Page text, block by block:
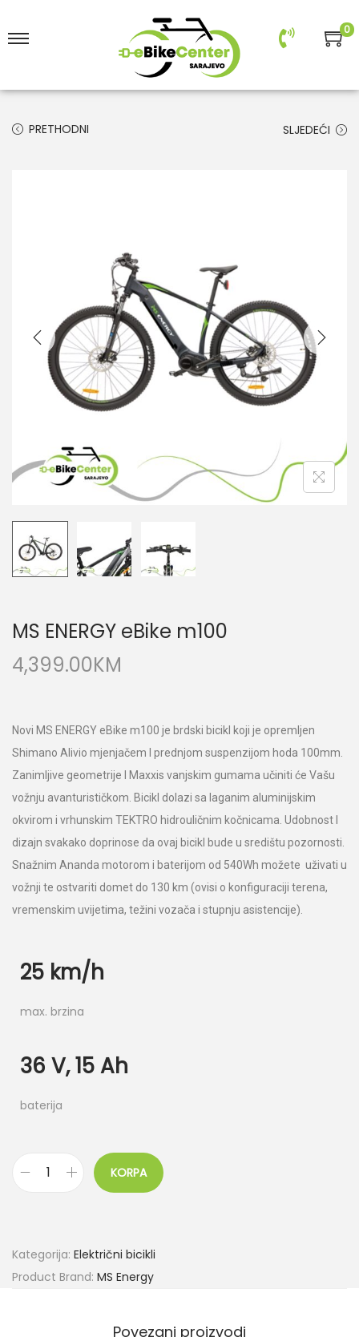
0
PRETHODNI SLJEDEĆI
MS ENERGY eBike m100
4,399.00KM
Novi MS ENERGY eBike m100 je brdski bicikl koji je opremljen
Shimano Alivio mjenjačem I prednjom suspenzijom hoda 100mm.
Zanimljive geometrije I Maxxis vanjskim gumama učiniti će Vašu
vožnju avanturističkom. Bicikl dolazi sa laganim aluminijskim
okvirom i vrhunskim TEKTRO hidrouličnim kočnicama. Udobnost I
dizajn svakako doprinose da ovaj bicikl bude u središtu pozornosti.
Snažnim Ananda motorom i baterijom od 540Wh možete uživati u
vožnji te ostvariti domet do 130 km (ovisi o konfiguraciji terena,
vremenskim uvijetima, težini vozača i stupnju asistencije).
25 km/h
max. brzina
36 V, 15 Ah
baterija
KORPA
Kategorija: Električni bicikli
Product Brand: MS Energy
Povezani proizvodi